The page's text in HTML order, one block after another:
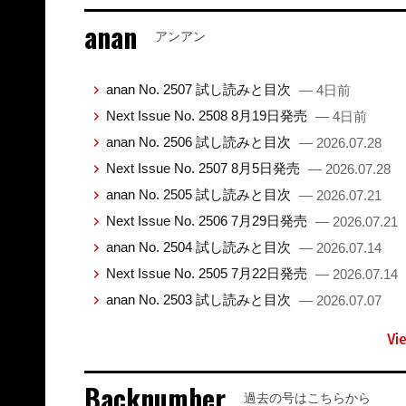
anan アンアン
anan No. 2507 試し読みと目次 — 4日前
Next Issue No. 2508 8月19日発売 — 4日前
anan No. 2506 試し読みと目次 — 2026.07.28
Next Issue No. 2507 8月5日発売 — 2026.07.28
anan No. 2505 試し読みと目次 — 2026.07.21
Next Issue No. 2506 7月29日発売 — 2026.07.21
anan No. 2504 試し読みと目次 — 2026.07.14
Next Issue No. 2505 7月22日発売 — 2026.07.14
anan No. 2503 試し読みと目次 — 2026.07.07
過去の号はこちらから